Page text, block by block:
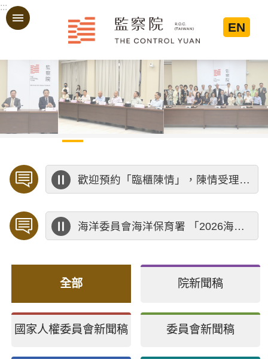
跳到主要內容區塊
:::
EN
歡迎預約「臨櫃陳情」，陳情受理中心將優先排定人員與您接談，釐清案情爭點後收案處理，以節省您的寶貴時間。
海洋委員會海洋保育署 「2026海洋保育創意短影音競賽」活動
全部 院新聞稿
國家人權委員會新聞稿 委員會新聞稿